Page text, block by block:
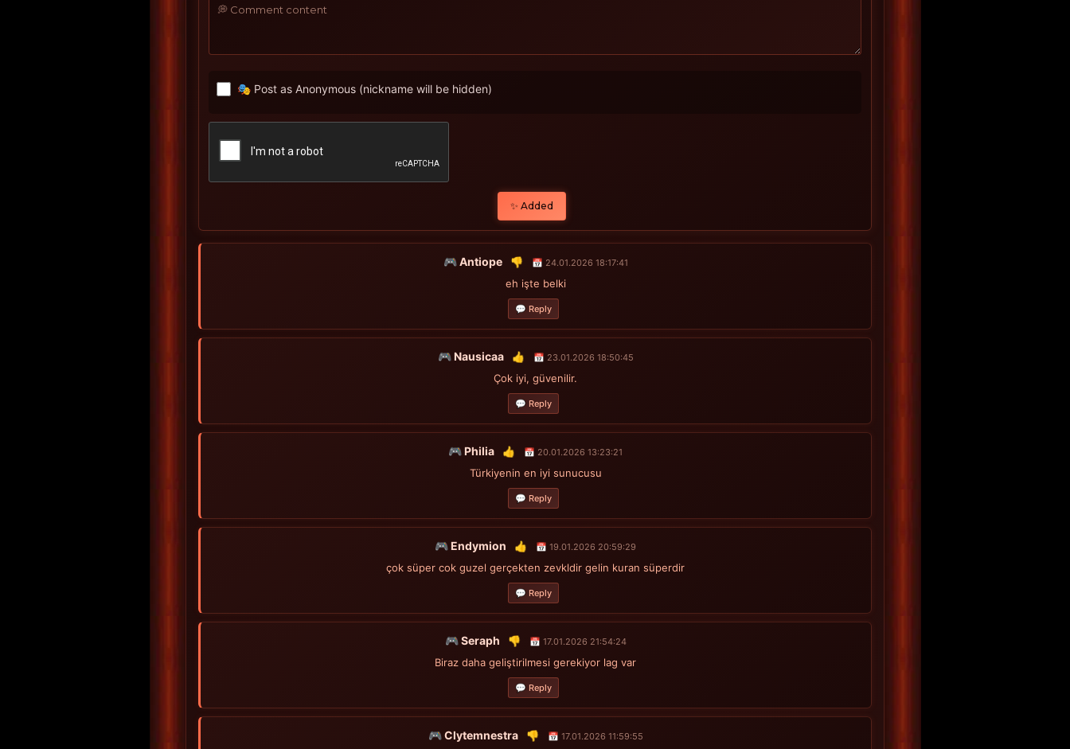
🎭 Post as Anonymous (nickname will be hidden)
✨ Added
🎮 Antiope 👎 📅 24.01.2026 18:17:41
eh işte belki
💬 Reply
🎮 Nausicaa 👍 📅 23.01.2026 18:50:45
Çok iyi, güvenilir.
💬 Reply
🎮 Philia 👍 📅 20.01.2026 13:23:21
Türkiyenin en iyi sunucusu
💬 Reply
🎮 Endymion 👍 📅 19.01.2026 20:59:29
çok süper cok guzel gerçekten zevkldir gelin kuran süperdir
💬 Reply
🎮 Seraph 👎 📅 17.01.2026 21:54:24
Biraz daha geliştirilmesi gerekiyor lag var
💬 Reply
🎮 Clytemnestra 👎 📅 17.01.2026 11:59:55